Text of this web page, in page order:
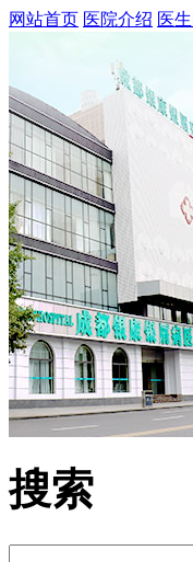
网站首页 医院介绍 医
搜索